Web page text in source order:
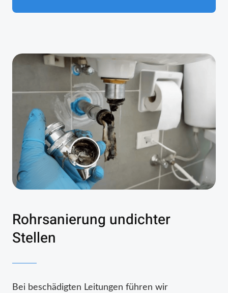
Rohrsanierung undichter
Stellen
Bei beschädigten Leitungen führen wir